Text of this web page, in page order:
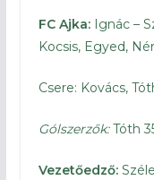
FC Ajka:Ignác –
Kocsis, Egyed,
Csere: Kovács,
Gólszerzők:Tóth
Vezetőedző: